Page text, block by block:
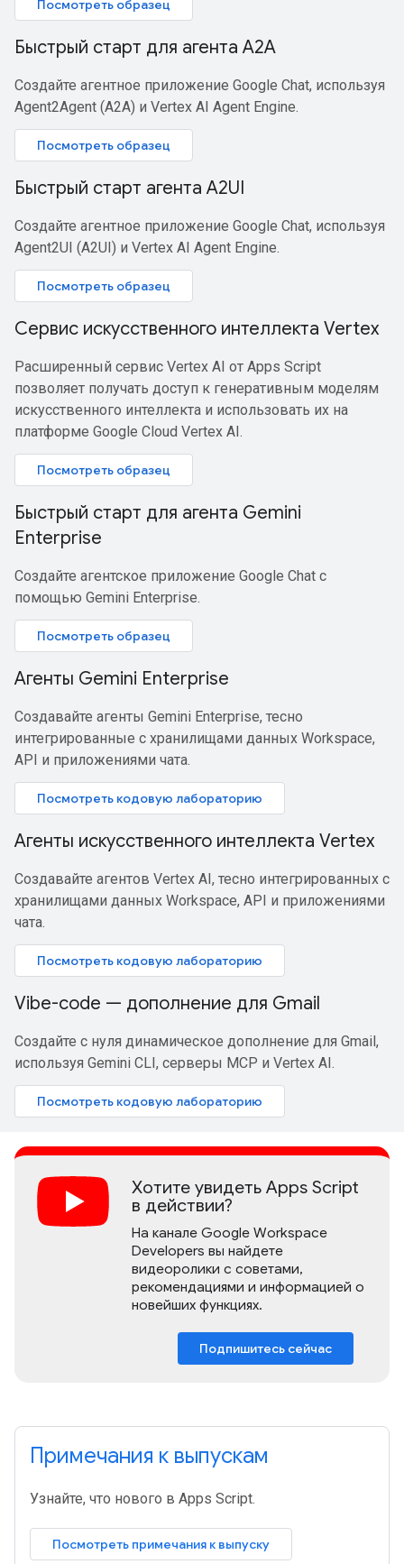
Посмотреть образец
Быстрый старт для агента A2A
Создайте агентное приложение Google Chat, используя
Agent2Agent (A2A) и Vertex AI Agent Engine.
Посмотреть образец
Быстрый старт агента A2UI
Создайте агентное приложение Google Chat, используя
Agent2UI (A2UI) и Vertex AI Agent Engine.
Посмотреть образец
Сервис искусственного интеллекта Vertex
Расширенный сервис Vertex AI от Apps Script
позволяет получать доступ к генеративным моделям
искусственного интеллекта и использовать их на
платформе Google Cloud Vertex AI.
Посмотреть образец
Быстрый старт для агента Gemini
Enterprise
Создайте агентское приложение Google Chat с
помощью Gemini Enterprise.
Посмотреть образец
Агенты Gemini Enterprise
Создавайте агенты Gemini Enterprise, тесно
интегрированные с хранилищами данных Workspace,
API и приложениями чата.
Посмотреть кодовую лабораторию
Агенты искусственного интеллекта Vertex
Создавайте агентов Vertex AI, тесно интегрированных с
хранилищами данных Workspace, API и приложениями
чата.
Посмотреть кодовую лабораторию
Vibe-code — дополнение для Gmail
Создайте с нуля динамическое дополнение для Gmail,
используя Gemini CLI, серверы MCP и Vertex AI.
Посмотреть кодовую лабораторию
Хотите увидеть Apps Script
в действии?
На канале Google Workspace
Developers вы найдете
видеоролики с советами,
рекомендациями и информацией о
новейших функциях.
Подпишитесь сейчас
Примечания к выпускам
Узнайте, что нового в Apps Script.
Посмотреть примечания к выпуску